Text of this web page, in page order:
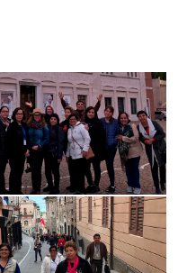
gran
Increíble viaje con
Perrgrinaciones.mx hoteles
buenos! GUIA estupendo y
fabuloso itinerario! Li...
TRIPADVISOR
2019-11-09